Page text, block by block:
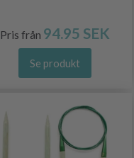
Pris från 94.95 SEK
Se produkt